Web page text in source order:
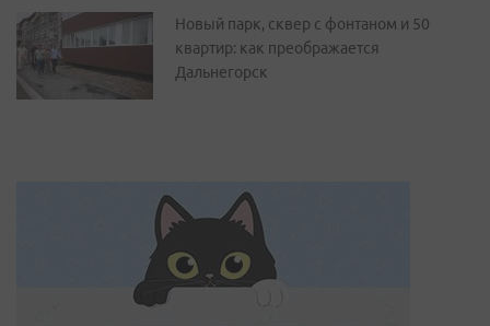
Новый парк, сквер с фонтаном и 50
квартир: как преображается
Дальнегорск